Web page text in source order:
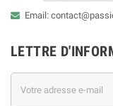
Email:
LETTRE